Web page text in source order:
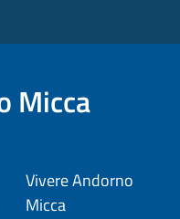
Micca
Vivere Andorno
Micca